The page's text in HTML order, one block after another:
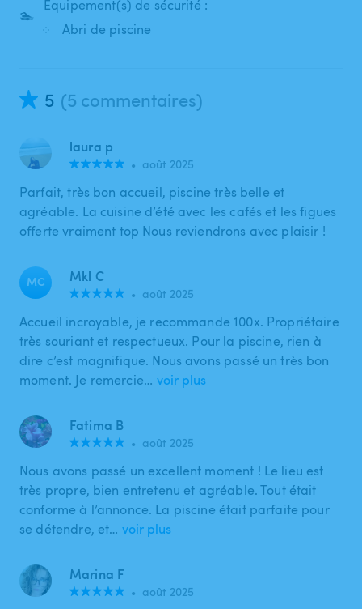
🏊
Équipement(s) de sécurité :
Abri de piscine
5 (5 commentaires)
laura p
• août 2025
Parfait, très bon accueil, piscine très belle et
agréable. La cuisine d’été avec les cafés et les figues
offerte vraiment top Nous reviendrons avec plaisir !
MC Mkl C
• août 2025
Accueil incroyable, je recommande 100x. Propriétaire
très souriant et respectueux. Pour la piscine, rien à
dire c’est magnifique. Nous avons passé un très bon
moment. Je remercie… voir plus
Fatima B
• août 2025
Nous avons passé un excellent moment ! Le lieu est
très propre, bien entretenu et agréable. Tout était
conforme à l’annonce. La piscine était parfaite pour
se détendre, et… voir plus
Marina F
• août 2025